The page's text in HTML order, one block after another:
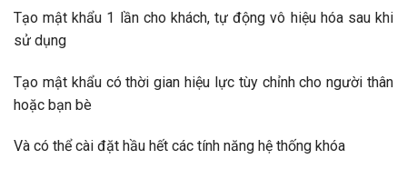
Tạo mật khẩu 1 lần cho khách, tự động vô hiệu hóa sau khi
sử dụng
Tạo mật khẩu có thời gian hiệu lực tùy chỉnh cho người thân
hoặc bạn bè
Và có thể cài đặt hầu hết các tính năng hệ thống khóa